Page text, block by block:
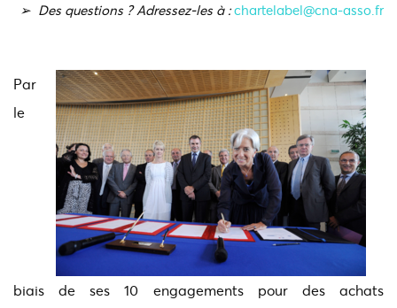
➢ Des questions ? Adressez-les à : chartelabel@cna-asso.fr
Par
le
biais de ses 10 engagements pour des achats